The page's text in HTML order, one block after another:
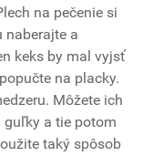
na pečenie si
naberajte a
keks by mal vyjsť
na placky.
Môžete ich
a tie potom
taký spôsob